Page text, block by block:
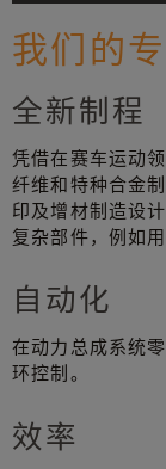
了解更多
我们的
全新制程
凭借在赛车运动
纤维和特种合金
印及增材制造设
复杂部件，例如
自动化
在动力总成系统
环控制。
效率